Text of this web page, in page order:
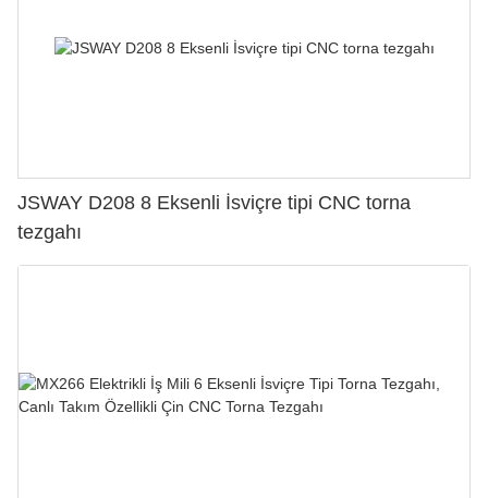
JSWAY D208 8 Eksenli İsviçre tipi CNC torna
tezgahı